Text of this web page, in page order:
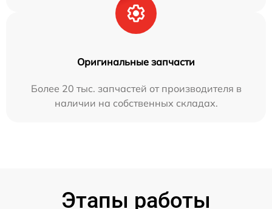
Оригинальные запчасти
Более 20 тыс. запчастей от производителя в
наличии на собственных складах.
Этапы работы